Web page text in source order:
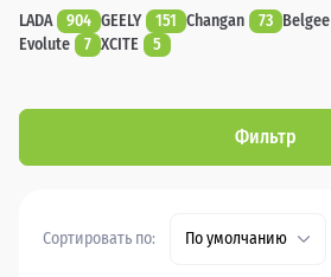
LADA 904 GEELY 151 Changan 73 Belgee
Evolute
7 XCITE 5
Фильтр
Сортировать по: По умолчанию